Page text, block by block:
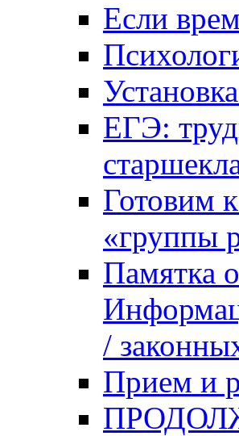
Если
ЕГЭ:
Готовим
«группы
Памятка
/
Прием и